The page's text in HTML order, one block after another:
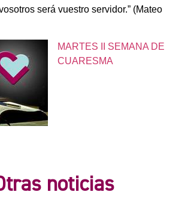
será vuestro servidor.” (Mateo
MARTES II SEMANA DE
CUARESMA
noticias